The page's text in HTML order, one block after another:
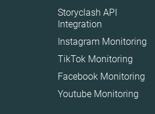
Storyclash API
Integration
Instagram Monitoring
TikTok Monitoring
Facebook Monitoring
Youtube Monitoring